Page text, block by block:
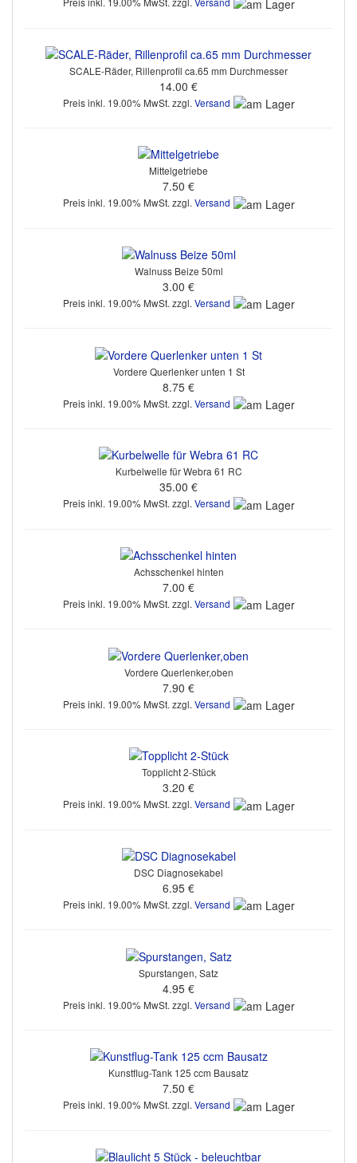
SCALE-Räder, Rillenprofil ca.65 mm Durchmesser
14.00 €
Preis inkl. 19.00% MwSt. zzgl. Versand
Mittelgetriebe
7.50 €
Preis inkl. 19.00% MwSt. zzgl.Versand
Walnuss Beize 50ml
3.00 €
Preis inkl. 19.00% MwSt. zzgl. Versand
Vordere Querlenker unten 1 St
8.75 €
Preis inkl. 19.00% MwSt. zzgl. Versand
Kurbelwelle für Webra 61 RC
35.00 €
Preis inkl. 19.00% MwSt. zzgl.Versand
Achsschenkel hinten
7.00 €
Preis inkl. 19.00% MwSt. zzgl. Versand
Vordere Querlenker,oben
7.90 €
Preis inkl. 19.00% MwSt. zzgl. Versand
Topplicht 2-Stück
3.20 €
Preis inkl. 19.00% MwSt. zzgl.Versand
DSC Diagnosekabel
6.95 €
Preis inkl. 19.00% MwSt. zzgl. Versand
Spurstangen, Satz
4.95 €
Preis inkl. 19.00% MwSt. zzgl. Versand
Kunstflug-Tank 125 ccm Bausatz
7.50 €
Preis inkl. 19.00% MwSt. zzgl. Versand